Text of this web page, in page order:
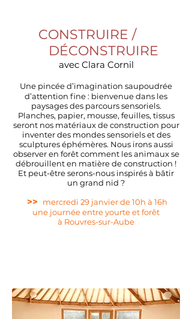
CONSTRUIRE /
DÉCONSTRUIRE
avec Clara Cornil
Une pincée d’imagination saupoudrée
d’attention fine : bienvenue dans les
paysages des parcours sensoriels.
Planches, papier, mousse, feuilles, tissus
seront nos matériaux de construction pour
inventer des mondes sensoriels et des
sculptures éphémères. Nous irons aussi
observer en forêt comment les animaux se
débrouillent en matière de construction !
Et peut-être serons-nous inspirés à bâtir
un grand nid ?
>>
mercredi 29 janvier de 10h à 16h
une journée entre yourte et forêt
à Rouvres-sur-Aube